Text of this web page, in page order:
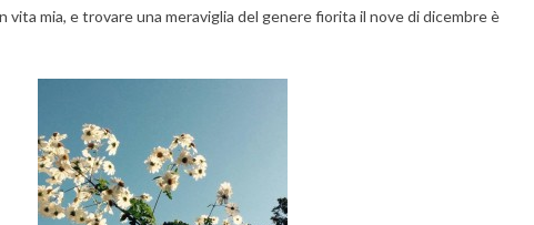
vita mia, e trovare una meraviglia del genere fiorita il nove di dicembre è